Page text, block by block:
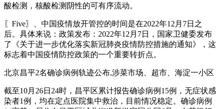
酸检测，核酸检测阴性的可有序流动。
〖Five〗、中国疫情放开管控的时间是在2022年12月7日之
后。具体来说：政策发布：2022年12月7日，国家卫健委发布
了《关于进一步优化落实新冠肺炎疫情防控措施的通知》，这
标志着中国疫情防控政策的一个重要转折点。
北京昌平2名确诊病例轨迹公布,涉菜市场、超市、海淀一小区
截至10月26日24时，昌平区累计报告确诊病例15例，无症状感
染者1例，均在定点医院集中救治，目前情况稳定。确诊病例